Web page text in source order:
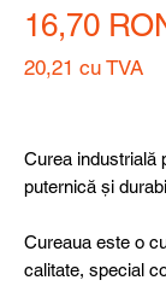
16,70
20,21 cu TVA
Curea industrială
puternică și
Cureaua este o
calitate, special